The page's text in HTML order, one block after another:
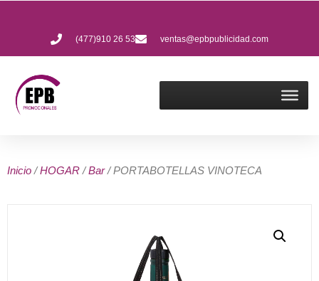
(477)910 26 53 ventas@epbpublicidad.com
Inicio /HOGAR /Bar/ PORTABOTELLAS VINOTECA